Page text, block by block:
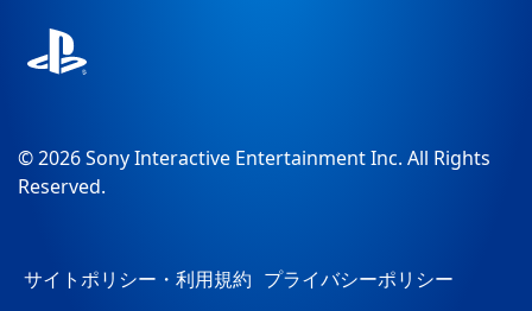
© 2026 Sony Interactive Entertainment Inc. All Rights
Reserved.
サイトポリシー・利用規約 プライバシーポリシー